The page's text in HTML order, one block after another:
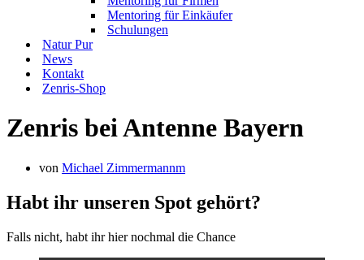
Mentoring für Einkäufer
Schulungen
Natur Pur
News
Kontakt
Zenris-Shop
Zenris bei Antenne Bayern
von Michael Zimmermannm
Habt ihr unseren Spot gehört?
Falls nicht, habt ihr hier nochmal die Chance